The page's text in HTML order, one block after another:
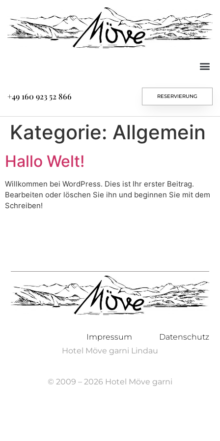
+49 160 923 52 866 RESERVIERUNG
Kategorie: Allgemein
Hallo Welt!
Willkommen bei WordPress. Dies ist Ihr erster Beitrag.
Bearbeiten oder löschen Sie ihn und beginnen Sie mit dem
Schreiben!
Impressum
Datenschutz
Hotel Möve garni Lindau
© 2009 – 2026 Hotel Möve garni